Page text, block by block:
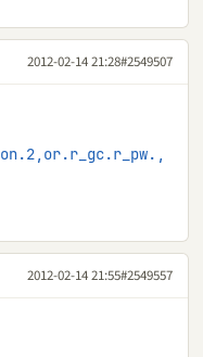
2012-02-14 21:28#2549507
2012-02-14 21:55#2549557